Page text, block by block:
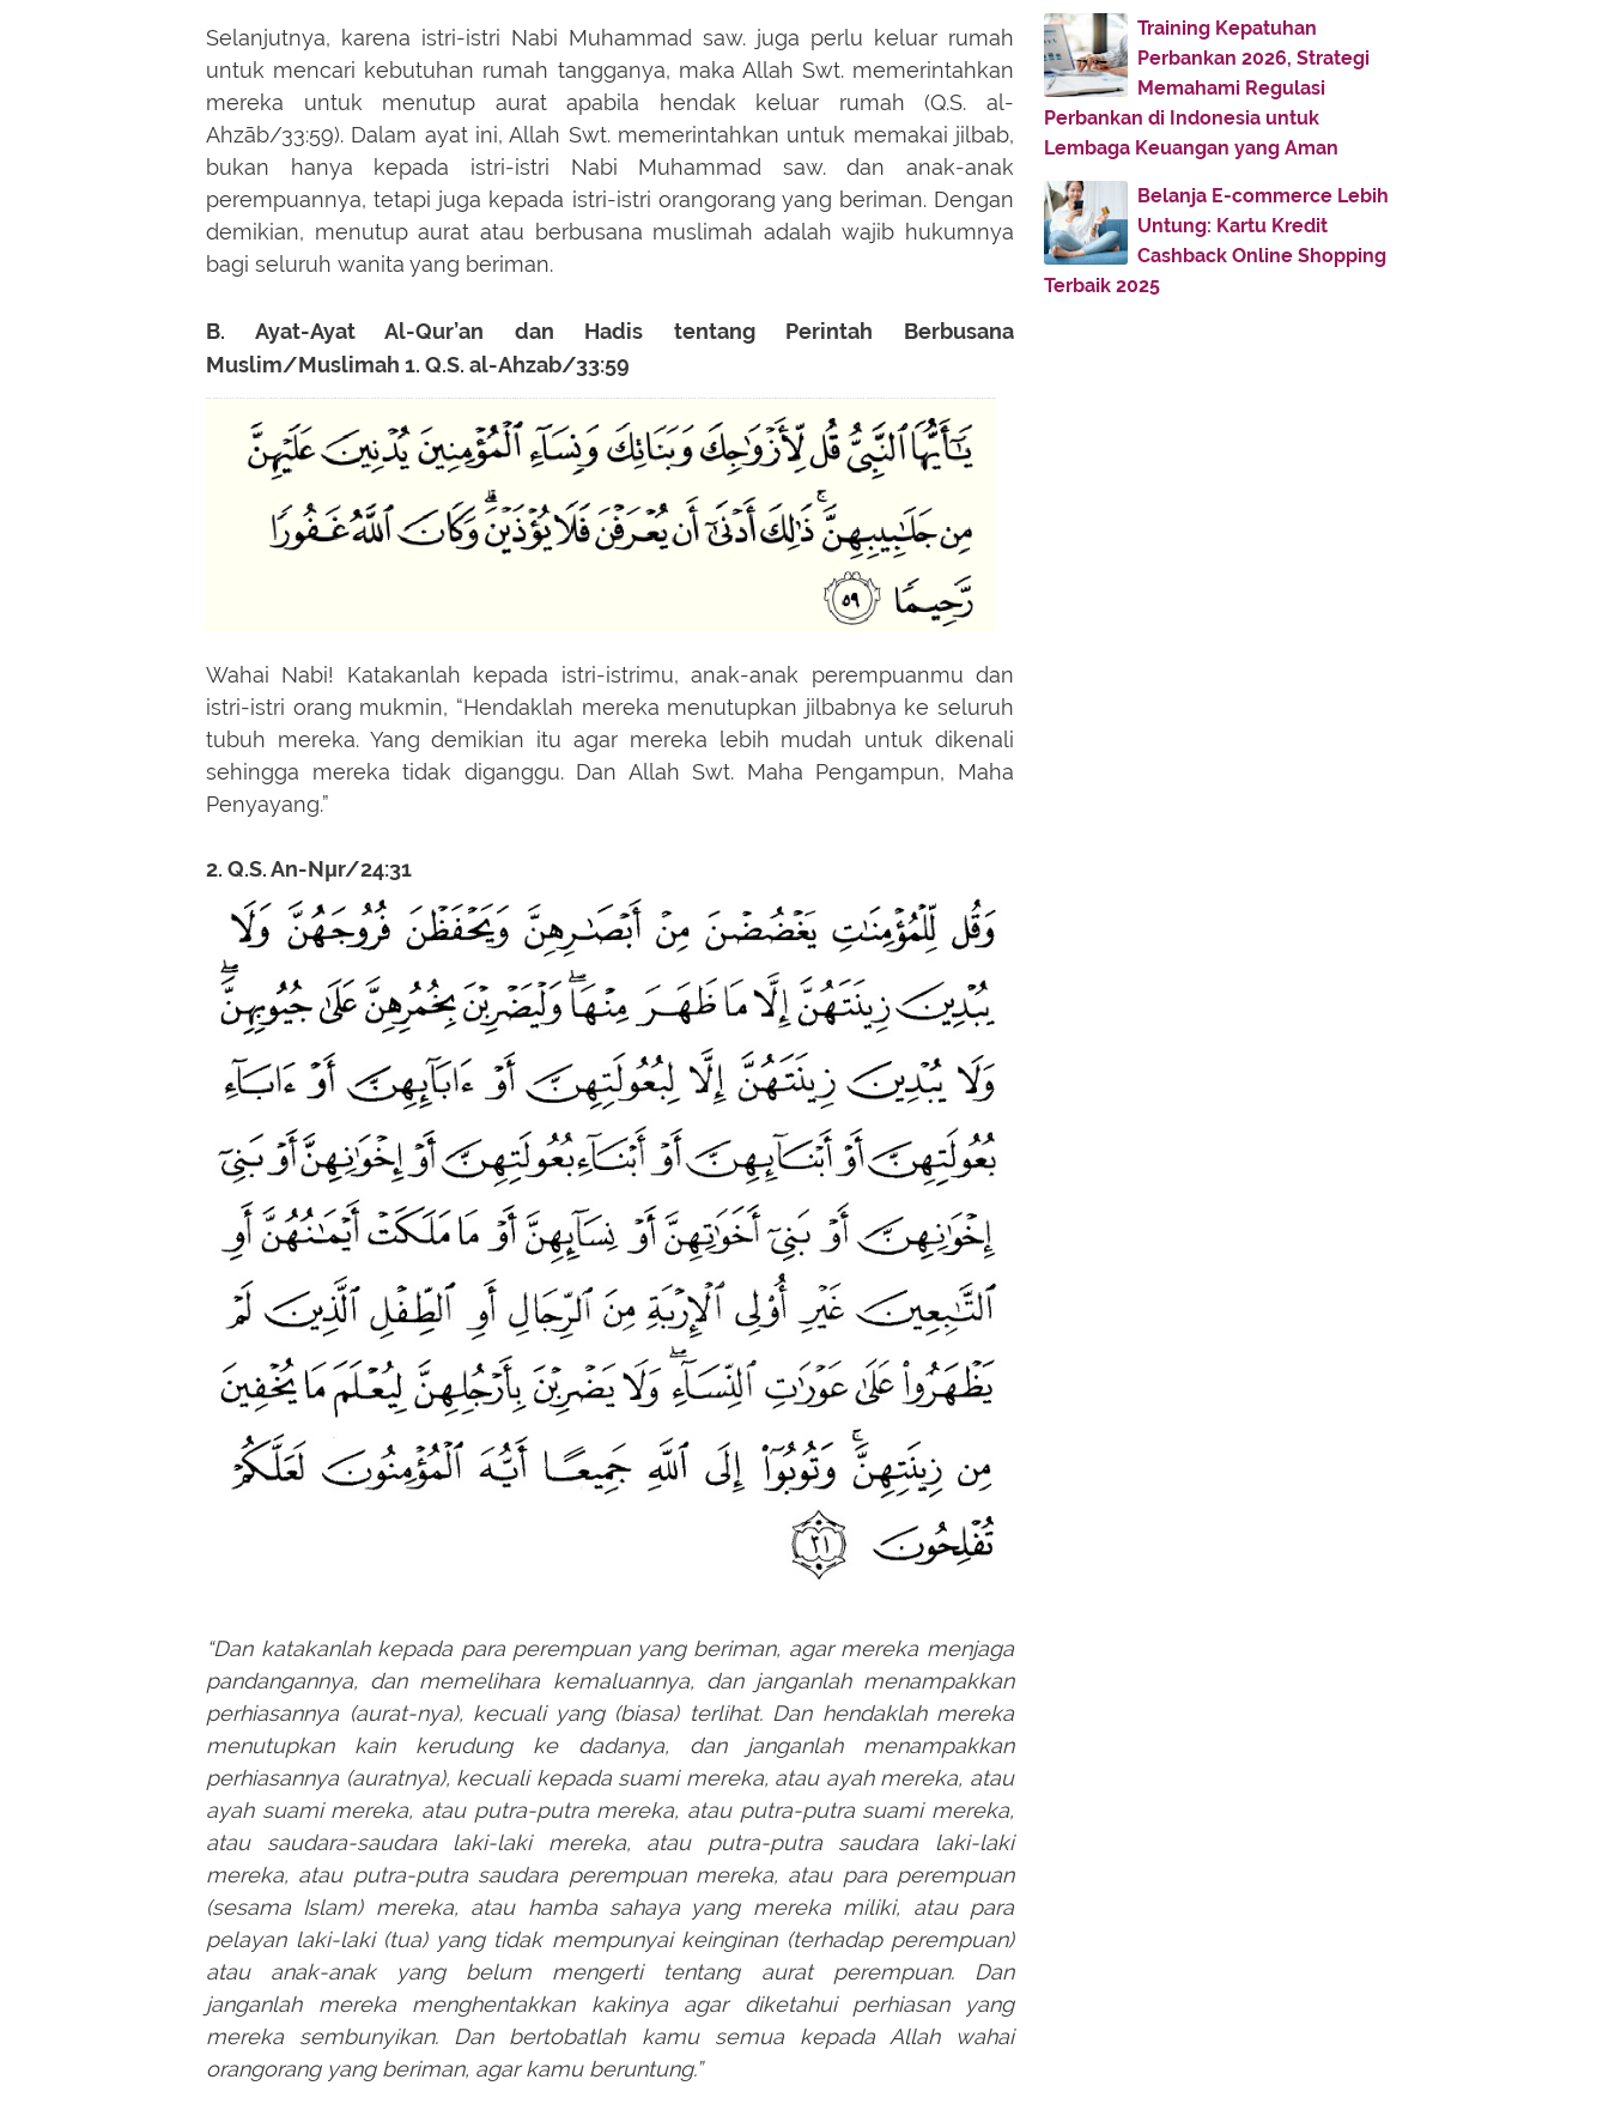
Selanjutnya, karena istri-istri Nabi Muhammad saw. juga perlu keluar rumah
untuk mencari kebutuhan rumah tangganya, maka Allah Swt. memerintahkan
mereka untuk menutup aurat apabila hendak keluar rumah (Q.S. al-
Ahzāb/33:59). Dalam ayat ini, Allah Swt. memerintahkan untuk memakai jilbab,
bukan hanya kepada istri-istri Nabi Muhammad saw. dan anak-anak
perempuannya, tetapi juga kepada istri-istri orangorang yang beriman. Dengan
demikian, menutup aurat atau berbusana muslimah adalah wajib hukumnya
bagi seluruh wanita yang beriman.
B. Ayat-Ayat Al-Qur’an dan Hadis tentang Perintah Berbusana
Muslim/Muslimah 1. Q.S. al-Ahzab/33:59
Wahai Nabi! Katakanlah kepada istri-istrimu, anak-anak perempuanmu dan
istri-istri orang mukmin, “Hendaklah mereka menutupkan jilbabnya ke seluruh
tubuh mereka. Yang demikian itu agar mereka lebih mudah untuk dikenali
sehingga mereka tidak diganggu. Dan Allah Swt. Maha Pengampun, Maha
Penyayang.”
2. Q.S. An-Nμr/24:31
“Dan katakanlah kepada para perempuan yang beriman, agar mereka menjaga
pandangannya, dan memelihara kemaluannya, dan janganlah menampakkan
perhiasannya (aurat-nya), kecuali yang (biasa) terlihat. Dan hendaklah mereka
menutupkan kain kerudung ke dadanya, dan janganlah menampakkan
perhiasannya (auratnya), kecuali kepada suami mereka, atau ayah mereka, atau
ayah suami mereka, atau putra-putra mereka, atau putra-putra suami mereka,
atau saudara-saudara laki-laki mereka, atau putra-putra saudara laki-laki
mereka, atau putra-putra saudara perempuan mereka, atau para perempuan
(sesama Islam) mereka, atau hamba sahaya yang mereka miliki, atau para
pelayan laki-laki (tua) yang tidak mempunyai keinginan (terhadap perempuan)
atau anak-anak yang belum mengerti tentang aurat perempuan. Dan
janganlah mereka menghentakkan kakinya agar diketahui perhiasan yang
mereka sembunyikan. Dan bertobatlah kamu semua kepada Allah wahai
orangorang yang beriman, agar kamu beruntung.”
Husna
Iman Kepada Kitab-Kitab Allah
Semangat Beribadah dengan
Meyakini Hari Akhir
Zenfone Go 5.0 ZC500TG,
Smartphone Harga Terjangka...
► June(9)
► May(4)
Training Kepatuhan
Perbankan 2026, Strategi
Memahami Regulasi
Perbankan di Indonesia untuk
Lembaga Keuangan yang Aman
Belanja E-commerce Lebih
Untung: Kartu Kredit
Cashback Online Shopping
Terbaik 2025